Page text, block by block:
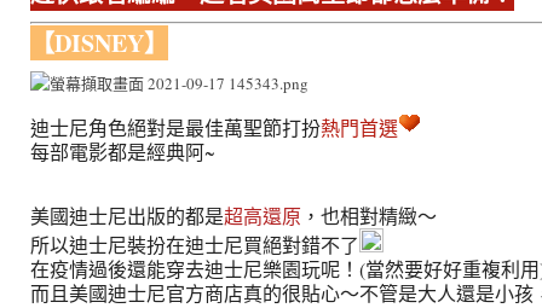
【DISNEY】
迪士尼角色絕對是最佳萬聖節打扮熱門首選
每部電影都是經典阿~
美國迪士尼出版的都是超高還原 ，也相對精緻～
所以迪士尼裝扮在迪士尼買絕對錯不了
在疫情過後還能穿去迪士尼樂園玩呢！(當然要好好重複利
而且美國迪士尼官方商店真的很貼心～不管是大人還是小孩